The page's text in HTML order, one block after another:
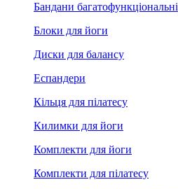
Бандани багатофункціональні
Блоки для йоги
Диски для балансу
Еспандери
Кільця для пілатесу
Килимки для йоги
Комплекти для йоги
Комплекти для пілатесу